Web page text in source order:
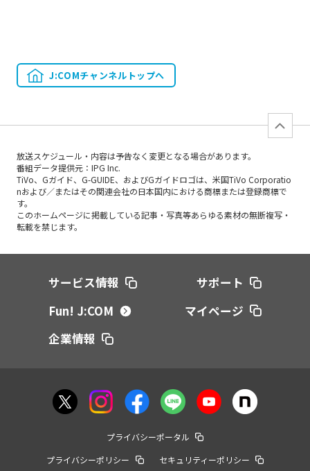
J:COMチャンネルトップへ
放送スケジュール・内容は予告なく変更となる場合があります。
番組データ提供元：IPG Inc.
TiVo、Gガイド、G-GUIDE、およびGガイドロゴは、米国TiVo Corporatio
nおよび／またはその関連会社の日本国内における商標または登録商標で
す。
このホームページに掲載している記事・写真等あらゆる素材の無断複写・
転載を禁じます。
サービス情報
サポート
Fun! J:COM
マイページ
企業情報
プライバシーポータル
プライバシーポリシー
セキュリティーポリシー